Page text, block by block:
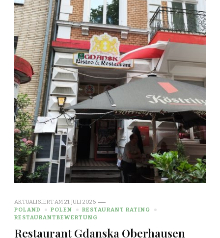
AKTUALISIERT AM 21. JULI 2026
POLAND
POLEN
RESTAURANT RATING
RESTAURANTBEWERTUNG
Restaurant Gdanska Oberhausen